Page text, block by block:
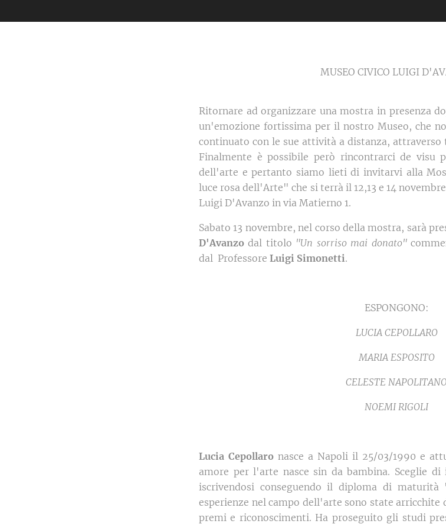
MUSEO CIVICO LUIGI
Ritornare ad organizzare una mostra in presenza
un'emozione fortissima per il nostro Museo, che
continuato con le sue attività a distanza,
Finalmente è possibile però rincontrarci de visu
dell'arte e pertanto siamo lieti di invitarvi alla
luce rosa dell'Arte" che si terrà il 12,13 e 14
Luigi D'Avanzo in via Matierno 1.
Sabato 13 novembre, nel corso della mostra, sarà
D'Avanzo dal titolo "Un sorriso mai donato"
dal Professore Luigi Simonetti.
ESPONGONO:
LUCIA CEPOLLARO
MARIA ESPOSITO
CELESTE
NOEMI RIGOLI
Lucia Cepollaro nasce a Napoli il 25/03/1990 e
amore per l'arte nasce sin da bambina. Sceglie
iscrivendosi conseguendo il diploma di maturità
esperienze nel campo dell'arte sono state arricchite
premi e riconoscimenti. Ha proseguito gli studi